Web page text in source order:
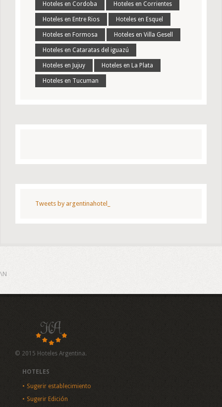
Hoteles en Cordoba Hoteles en Corrientes
Hoteles en Entre Rios Hoteles en Esquel
Hoteles en Formosa Hoteles en Villa Gesell
Hoteles en Cataratas del iguazú
Hoteles en Jujuy Hoteles en La Plata
Hoteles en Tucuman
Tweets by argentinahotel_
\N
© 2015 Hoteles Argentina.
HOTELES
Sugerir establecimiento
Sugerir Edición